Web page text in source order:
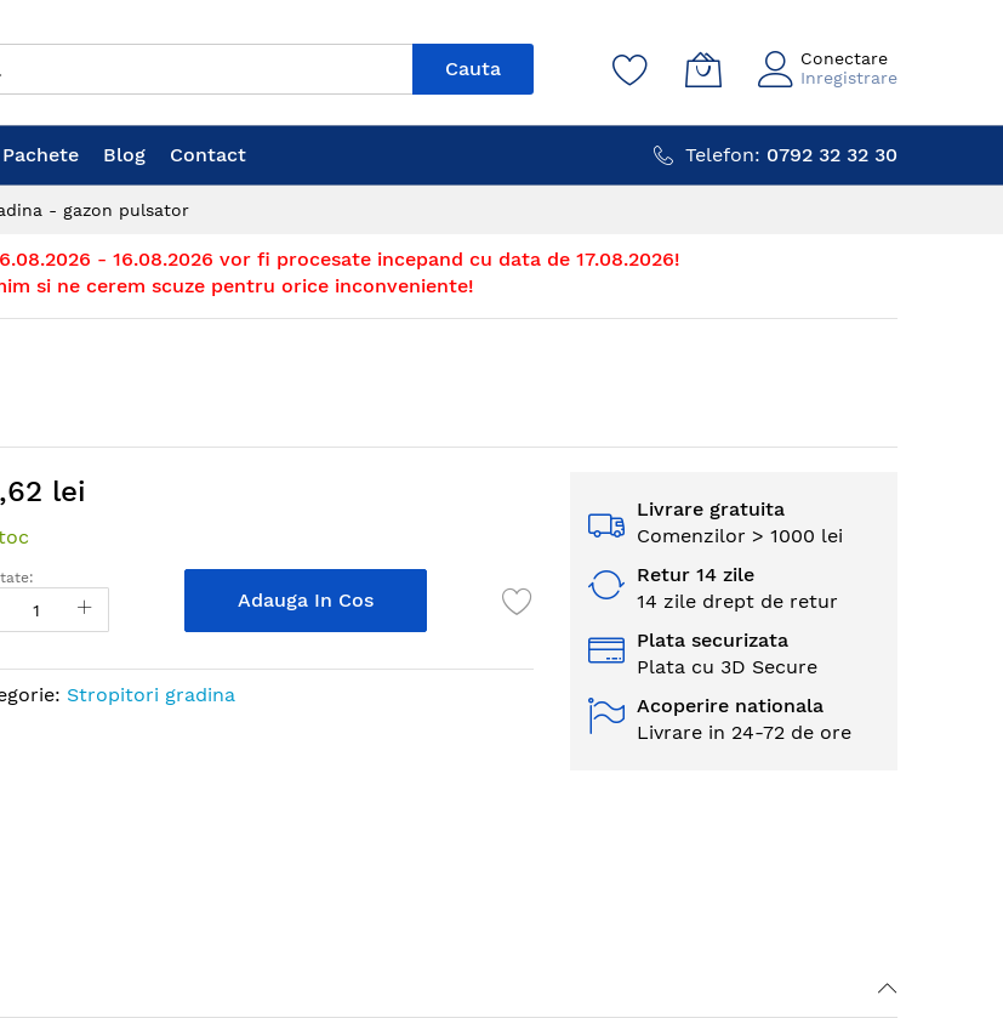
Cauta
Conectare
Inregistrare
Pachete Blog Contact Telefon: 0792 32 32 30
- gazon pulsator
- 16.08.2026 vor fi procesate incepand cu data de 17.08.2026!
si ne cerem scuze pentru orice inconveniente!
lei
Adauga In Cos
Stropitori gradina
Livrare gratuita
Comenzilor > 1000 lei
Retur 14 zile
14 zile drept de retur
Plata securizata
Plata cu 3D Secure
Acoperire nationala
Livrare in 24-72 de ore